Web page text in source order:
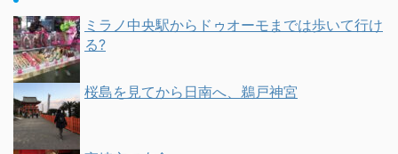
ミラノ中央駅からドゥオーモまでは歩いて行け
る?
桜島を見てから日南へ、鵜戸神宮